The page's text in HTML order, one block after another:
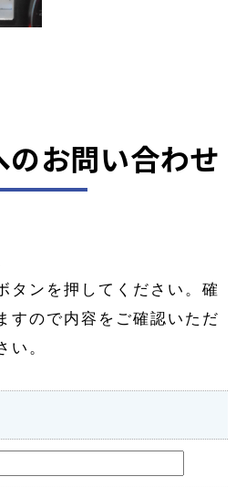
のお問い合わせ
タンを押してください。確
すので内容をご確認いただ
い。